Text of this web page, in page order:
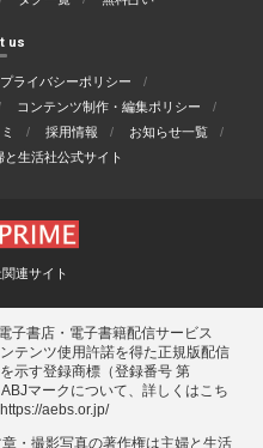
us
プライバシーポリシー
コンテンツ制作・編集ポリシー
採用情報
お知らせ一覧
と生活社公式サイト
連サイト
子書店・電子書籍配信サービス
テンツ使用許諾を得た正規版配信
示す登録商標（登録番号 第
マークについて、詳しくはこち
https://aebs.or.jp/
・撮影写真の著作権は主婦と⽣活